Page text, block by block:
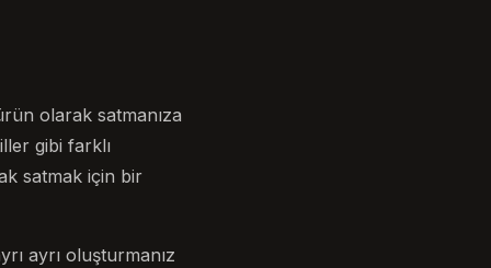
olarak satmanıza
gibi farklı
satmak için bir
ayrı oluşturmanız